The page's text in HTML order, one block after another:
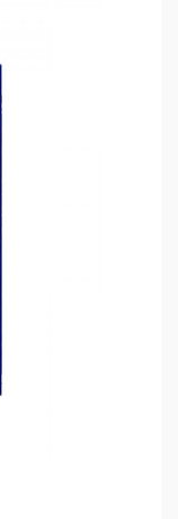
bauen,
den neuen Coil
Tank wieder
Tank mit
damit sich die
kann.